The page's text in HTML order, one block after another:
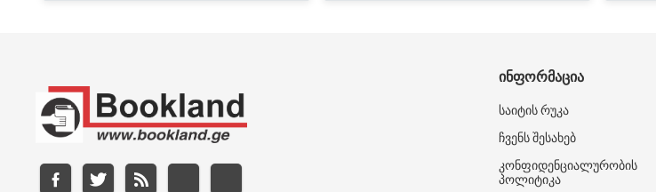
ᲘᲜᲤᲝᲠᲛᲐᲪᲘᲐ
საიტის რუკა
ჩვენს შესახებ
კონფიდენციალურობის
პოლიტიკა